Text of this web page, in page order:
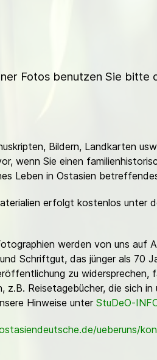
Fotos benutzen Sie bitte
Bildern, Landkarten
wenn Sie einen
Leben in Ostasien
erfolgt kostenlos unter
werden von uns auf
Schriftgut, das jünger als 70
zu
z.B. Reisetagebücher, die sich
Hinweise unter StuDeO-
ueberuns/